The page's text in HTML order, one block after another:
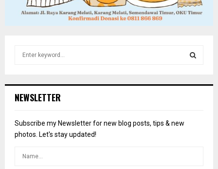
h
o
r
NEWSLETTER
Subscribe my Newsletter for new blog posts, tips & new
photos. Let's stay updated!